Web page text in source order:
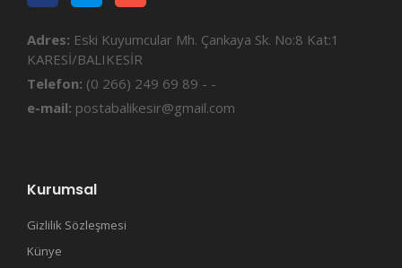
Adres: Eski Kuyumcular Mh. Çankaya Sk. No:8 Kat:1
KARESİ/BALIKESİR
Telefon: (0 266) 249 69 89 - -
e-mail: postabalikesir@gmail.com
Kurumsal
Gizlilik Sözleşmesi
Künye